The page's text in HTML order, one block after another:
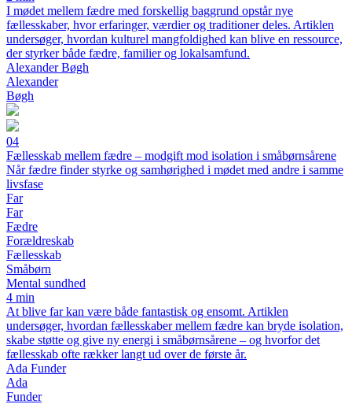
I mødet mellem fædre med forskellig baggrund opstår nye
fællesskaber, hvor erfaringer, værdier og traditioner deles. Artiklen
undersøger, hvordan kulturel mangfoldighed kan blive en ressource,
der styrker både fædre, familier og lokalsamfund.
Alexander Bøgh
Alexander
Bøgh
04
Fællesskab mellem fædre – modgift mod isolation i småbørnsårene
Når fædre finder styrke og samhørighed i mødet med andre i samme
livsfase
Far
Far
Fædre
Forældreskab
Fællesskab
Småbørn
Mental sundhed
4 min
At blive far kan være både fantastisk og ensomt. Artiklen
undersøger, hvordan fællesskaber mellem fædre kan bryde isolation,
skabe støtte og give ny energi i småbørnsårene – og hvorfor det
fællesskab ofte rækker langt ud over de første år.
Ada Funder
Ada
Funder